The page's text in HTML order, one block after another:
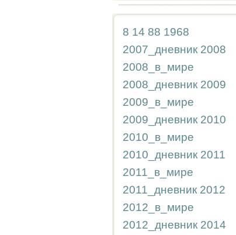
8 14 88 1968
2007_дневник 2008
2008_в_мире
2008_дневник 2009
2009_в_мире
2009_дневник 2010
2010_в_мире
2010_дневник 2011
2011_в_мире
2011_дневник 2012
2012_в_мире
2012_дневник 2014